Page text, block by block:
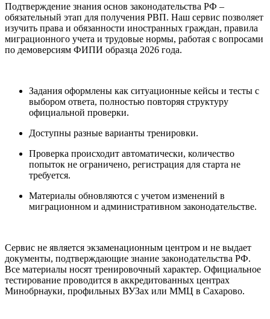
Подтверждение знания основ законодательства РФ –
обязательный этап для получения РВП. Наш сервис позволяет
изучить права и обязанности иностранных граждан, правила
миграционного учета и трудовые нормы, работая с вопросами
по демоверсиям ФИПИ образца 2026 года.
Задания оформлены как ситуационные кейсы и тесты с
выбором ответа, полностью повторяя структуру
официальной проверки.
Доступны разные варианты тренировки.
Проверка происходит автоматически, количество
попыток не ограничено, регистрация для старта не
требуется.
Материалы обновляются с учетом изменений в
миграционном и административном законодательстве.
Сервис не является экзаменационным центром и не выдает
документы, подтверждающие знание законодательства РФ.
Все материалы носят тренировочный характер. Официальное
тестирование проводится в аккредитованных центрах
Минобрнауки, профильных ВУЗах или ММЦ в Сахарово.